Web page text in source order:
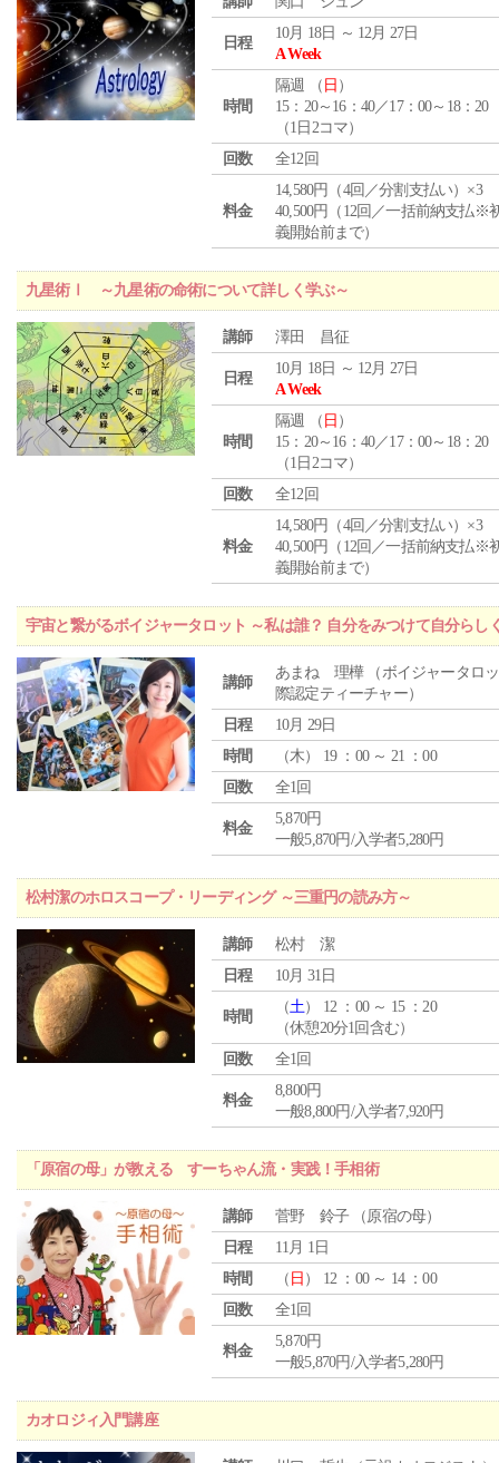
日程
10月 18日 ～ 12月 27日
A Week
時間
隔週 （ 日 ）
15：20～16：40／17：00～18：20
（1日2コマ）
回数
全12回
料金
14,580円（4回／分割支払い）×3
40,500円（12回／一括前納支払※
義開始前まで）
九星術Ⅰ ～九星術の命術について詳しく学ぶ～
講師 澤田 昌征
日程
10月 18日 ～ 12月 27日
A Week
時間
隔週 （ 日 ）
15：20～16：40／17：00～18：20
（1日2コマ）
回数
全12回
料金
14,580円（4回／分割支払い）×3
40,500円（12回／一括前納支払※
義開始前まで）
宇宙と繋がるボイジャータロット ～私は誰？ 自分をみつけて自分らし
講師
あまね 理樺 （ボイジャータロ
際認定ティーチャー）
日程
10月 29日
時間
（木） 19 ：00 ～ 21 ：00
回数
全1回
料金
5,870円
一般5,870円/入学者5,280円
松村潔のホロスコープ・リーディング ～三重円の読み方～
講師
松村 潔
日程
10月 31日
時間
（土） 12 ：00 ～ 15 ：20
（休憩20分1回含む）
回数
全1回
料金
8,800円
一般8,800円/入学者7,920円
「原宿の母」が教える すーちゃん流・実践！手相術
講師
菅野 鈴子 （原宿の母）
日程
11月 1日
時間
（ 日 ） 12 ：00 ～ 14 ：00
回数
全1回
料金
5,870円
一般5,870円/入学者5,280円
カオロジィ入門講座